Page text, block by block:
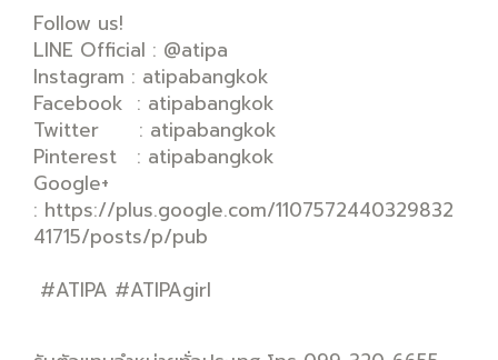
Follow us!
LINE Official : @atipa
Instagram : atipabangkok
Facebook : atipabangkok
Twitter : atipabangkok
Pinterest : atipabangkok
Google+
: https://plus.google.com/1107572440329832
41715/posts/p/pub
#ATIPA #ATIPAgirl